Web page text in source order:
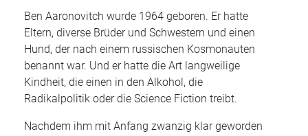
Ben Aaronovitch wurde 1964 geboren. Er hatte
Eltern, diverse Brüder und Schwestern und einen
Hund, der nach einem russischen Kosmonauten
benannt war. Und er hatte die Art langweilige
Kindheit, die einen in den Alkohol, die
Radikalpolitik oder die Science Fiction treibt.
Nachdem ihm mit Anfang zwanzig klar geworden